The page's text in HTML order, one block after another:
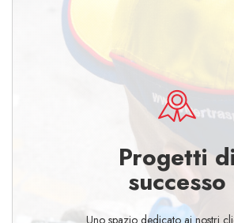
Progetti di
successo
Uno spazio dedicato ai nostri